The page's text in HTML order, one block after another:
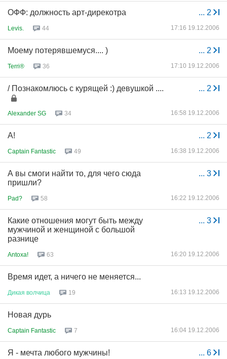
... 2
ОФФ: должность арт-дирекотра
Levis. 44 17:16 19.12.2006
... 2
Моему потерявшемуся.... )
Terri® 36 17:10 19.12.2006
... 2
/ Познакомлюсь с курящей :) девушкой ....
Alexander SG 34 16:58 19.12.2006
... 2
А!
Captain Fantastic 49 16:38 19.12.2006
... 3
А вы смоги найти то, для чего сюда
пришли?
Pad? 58 16:22 19.12.2006
... 3
Какие отношения могут быть между
мужчиной и женщиной с большой
разнице
Antoxa! 63 16:20 19.12.2006
Время идет, а ничего не меняется...
Дикая волчица 19 16:13 19.12.2006
Новая дурь
Captain Fantastic 7 16:04 19.12.2006
... 6
Я - мечта любого мужчины!